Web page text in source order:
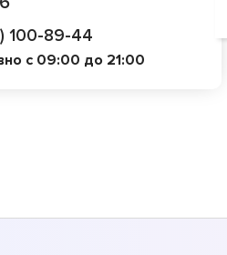
100-89-44
с 09:00 до 21:00